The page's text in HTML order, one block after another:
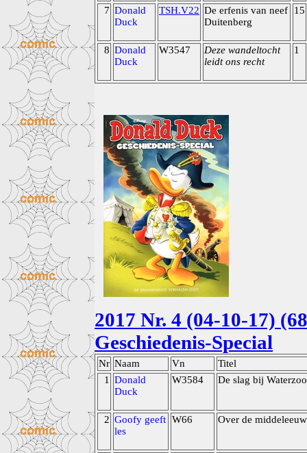
7 Donald
Duck
TSH.V22 De erfenis van neef
Duitenberg
15
8 Donald
Duck
W3547
Deze wandeltocht
leidt ons recht
1
2017 Nr. 4 (04-10-17)
Geschiedenis-Special
Nr Naam Vn
Titel
1
Donald
Duck
W3584 De slag bij
2 Goofy geeft
les
W66 Over de